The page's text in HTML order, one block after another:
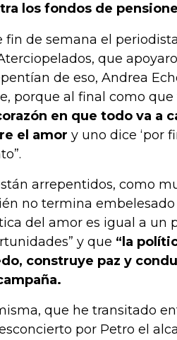
los fondos de
fin de semana el
que
de eso, Andrea
porque al final como que
en que todo va a
el amor y uno dice ‘por
arrepentidos, como
no termina
del amor es igual a un
y que “la
construye paz y
que he transitado
por Petro el